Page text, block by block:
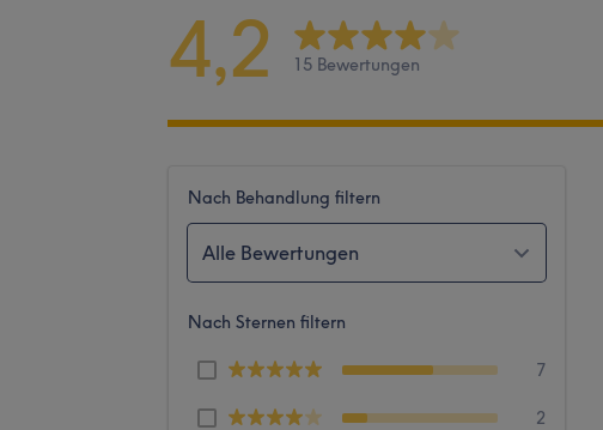
4,2 15 Bewertungen
Nach Behandlung filtern
Alle Bewertungen
Nach Sternen filtern
7
2